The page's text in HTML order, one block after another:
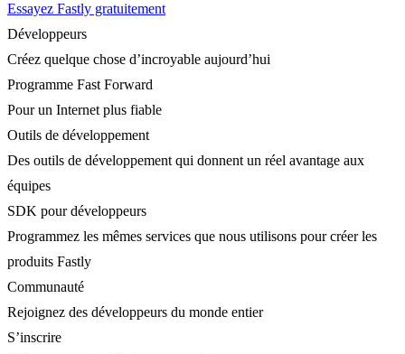
Essayez Fastly gratuitement
Développeurs
Créez quelque chose d’incroyable aujourd’hui
Programme Fast Forward
Pour un Internet plus fiable
Outils de développement
Des outils de développement qui donnent un réel avantage aux
équipes
SDK pour développeurs
Programmez les mêmes services que nous utilisons pour créer les
produits Fastly
Communauté
Rejoignez des développeurs du monde entier
S’inscrire